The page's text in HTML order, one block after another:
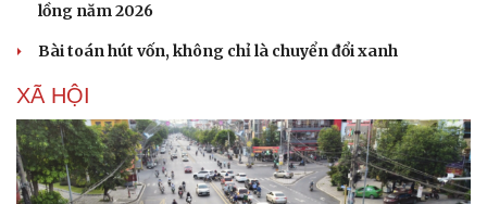
lồng năm 2026
Bài toán hút vốn, không chỉ là chuyển đổi xanh
XÃ HỘI